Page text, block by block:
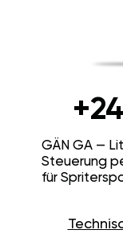
+24
GÄN GA —
Steuerung
für